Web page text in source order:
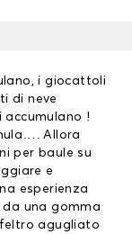
i giocattoli
di neve
accumulano !
Allora
per baule su
e
esperienza
una gomma
agugliato